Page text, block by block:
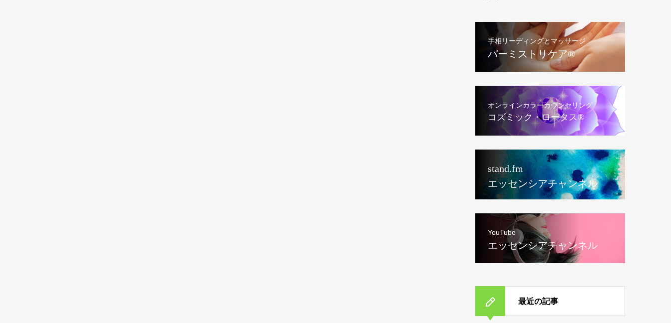
手相リーディングとマッサージ
パーミストリケア®︎
オンラインカラーカウンセリング
コズミック・ロータス®︎
stand.fm
エッセンシアチャンネル
YouTube
エッセンシアチャンネル
最近の記事